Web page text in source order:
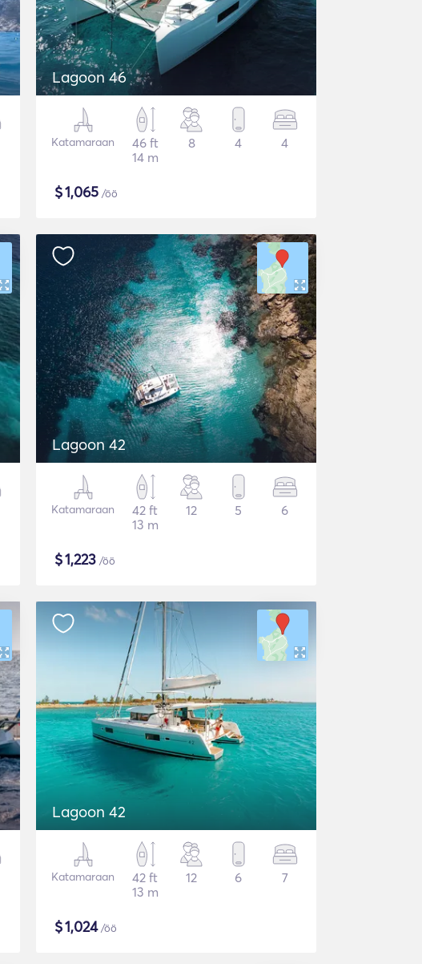
Lagoon 46
Katamaraan
46 ft
14 m
8 4 4
$1,065 /öö
Lagoon 42
Katamaraan
42 ft
13 m
12 5 6
$1,223 /öö
Lagoon 42
Katamaraan
42 ft
13 m
12 6 7
$1,024/öö